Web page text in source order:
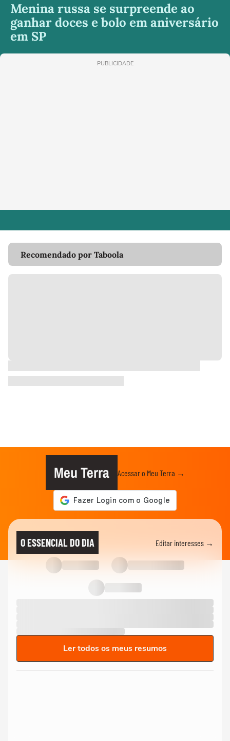
Menina russa se surpreende ao
ganhar doces e bolo em aniversário
em SP
PUBLICIDADE
Recomendado por Taboola
Meu Terra Acessar o Meu Terra →
O ESSENCIAL DO DIA Editar interesses →
Ler todos os meus resumos